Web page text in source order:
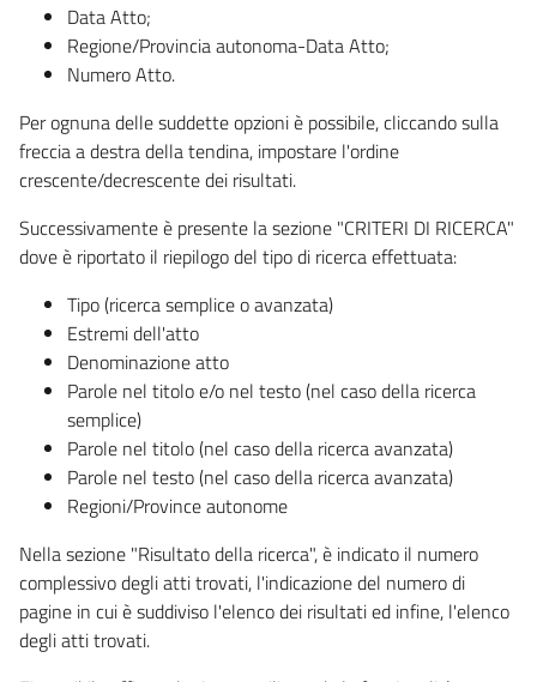
Data Atto;
Regione/Provincia autonoma-Data Atto;
Numero Atto.
Per ognuna delle suddette opzioni è possibile, cliccando sulla
freccia a destra della tendina, impostare l'ordine
crescente/decrescente dei risultati.
Successivamente è presente la sezione "CRITERI DI RICERCA"
dove è riportato il riepilogo del tipo di ricerca effettuata:
Tipo (ricerca semplice o avanzata)
Estremi dell'atto
Denominazione atto
Parole nel titolo e/o nel testo (nel caso della ricerca
semplice)
Parole nel titolo (nel caso della ricerca avanzata)
Parole nel testo (nel caso della ricerca avanzata)
Regioni/Province autonome
Nella sezione "Risultato della ricerca", è indicato il numero
complessivo degli atti trovati, l'indicazione del numero di
pagine in cui è suddiviso l'elenco dei risultati ed infine, l'elenco
degli atti trovati.